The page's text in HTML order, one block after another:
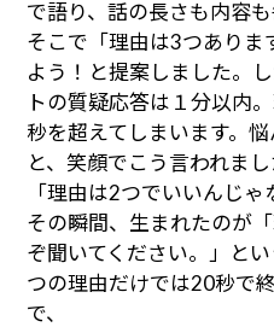
で語り、話の長さも内容
そこで「理由は3つありま
よう！と提案しました。
トの質疑応答は１分以内
秒を超えてしまいます。
と、笑顔でこう言われまし
「理由は2つでいいんじゃ
その瞬間、生まれたのが
ぞ聞いてください。」と
つの理由だけでは20秒で
で、